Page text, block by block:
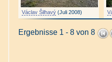
Václav Šilhavý (Juli 2008)
Ergebnisse 1 - 8 von 8